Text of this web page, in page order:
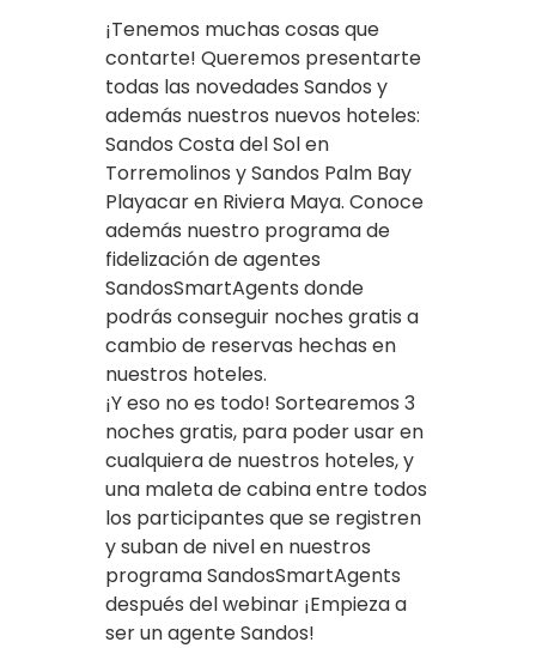
¡Tenemos muchas cosas que
contarte! Queremos presentarte
todas las novedades Sandos y
además nuestros nuevos hoteles:
Sandos Costa del Sol en
Torremolinos y Sandos Palm Bay
Playacar en Riviera Maya. Conoce
además nuestro programa de
fidelización de agentes
SandosSmartAgents donde
podrás conseguir noches gratis a
cambio de reservas hechas en
nuestros hoteles.
¡Y eso no es todo! Sortearemos 3
noches gratis, para poder usar en
cualquiera de nuestros hoteles, y
una maleta de cabina entre todos
los participantes que se registren
y suban de nivel en nuestros
programa SandosSmartAgents
después del webinar ¡Empieza a
ser un agente Sandos!